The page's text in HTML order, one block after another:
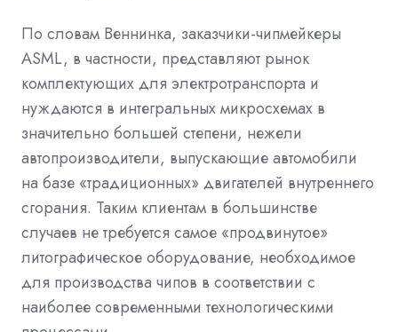
По словам Веннинка, заказчики-чипмейкеры
ASML, в частности, представляют рынок
комплектующих для электротранспорта и
нуждаются в интегральных микросхемах в
значительно большей степени, нежели
автопроизводители, выпускающие автомобили
на базе «традиционных» двигателей внутреннего
сгорания. Таким клиентам в большинстве
случаев не требуется самое «продвинутое»
литографическое оборудование, необходимое
для производства чипов в соответствии с
наиболее современными технологическими